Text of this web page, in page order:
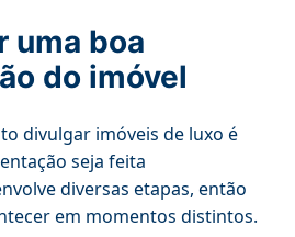
uma boa
do imóvel
divulgar imóveis de luxo é
seja feita
diversas etapas, então
em momentos distintos.